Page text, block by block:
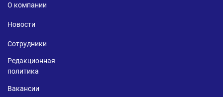
О компании
Новости
Сотрудники
Редакционная
политика
Вакансии